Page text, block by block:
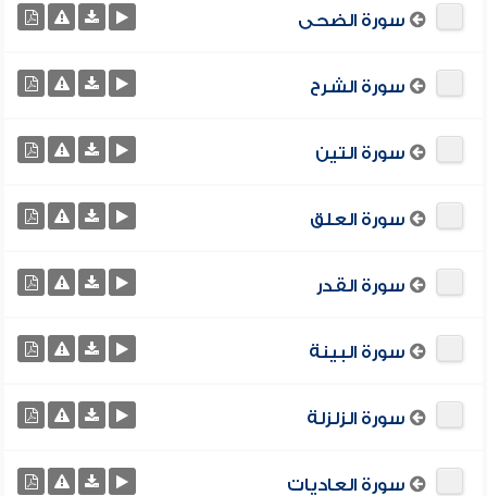
سورة الضحى
سورة الشرح
سورة التين
سورة العلق
سورة القدر
سورة البينة
سورة الزلزلة
سورة العاديات